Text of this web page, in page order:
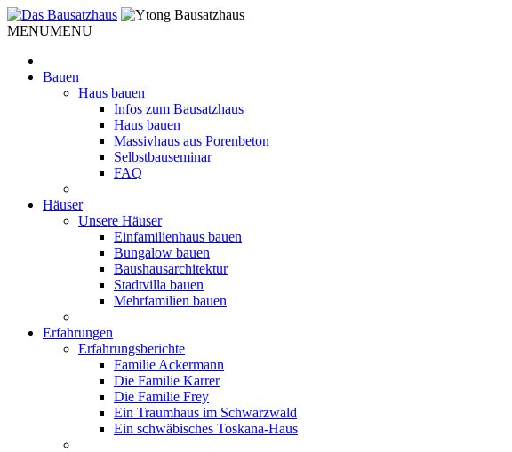
Weiter
zum
MENUMENU
Bauen
Haus bauen
Infos zum Bausatzhaus
Haus bauen
Massivhaus aus Porenbeton
Selbstbauseminar
FAQ
Häuser
Unsere Häuser
Einfamilienhaus bauen
Bungalow bauen
Baushausarchitektur
Stadtvilla bauen
Mehrfamilien bauen
Erfahrungen
Erfahrungsberichte
Familie Ackermann
Die Familie Karrer
Die Familie Frey
Ein Traumhaus im Schwarzwald
Ein schwäbisches Toskana-Haus